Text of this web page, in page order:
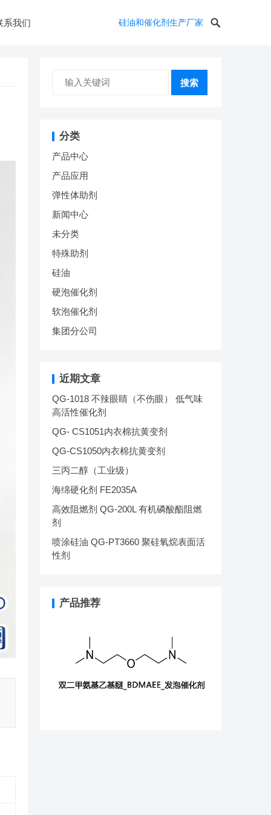
系我们 硅油和催化剂生产厂家
搜索
分类
产品中心
产品应用
弹性体助剂
新闻中心
未分类
特殊助剂
硅油
硬泡催化剂
软泡催化剂
集团分公司
近期文章
QG-1018 不辣眼睛（不伤眼） 低气味
高活性催化剂
QG- CS1051内衣棉抗黄变剂
QG-CS1050内衣棉抗黄变剂
三丙二醇（工业级）
海绵硬化剂 FE2035A
高效阻燃剂 QG-200L 有机磷酸酯阻燃
剂
喷涂硅油 QG-PT3660 聚硅氧烷表面活
性剂
产品推荐